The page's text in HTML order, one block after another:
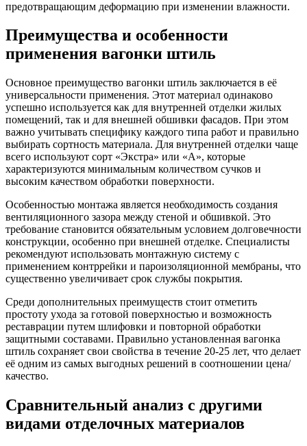
предотвращающим деформацию при изменении влажности.
Преимущества и особенности
применения вагонки штиль
Основное преимущество вагонки штиль заключается в её
универсальности применения. Этот материал одинаково
успешно используется как для внутренней отделки жилых
помещений, так и для внешней обшивки фасадов. При этом
важно учитывать специфику каждого типа работ и правильно
выбирать сортность материала. Для внутренней отделки чаще
всего используют сорт «Экстра» или «А», которые
характеризуются минимальным количеством сучков и
высоким качеством обработки поверхности.
Особенностью монтажа является необходимость создания
вентиляционного зазора между стеной и обшивкой. Это
требование становится обязательным условием долговечности
конструкции, особенно при внешней отделке. Специалисты
рекомендуют использовать монтажную систему с
применением контррейки и пароизоляционной мембраны, что
существенно увеличивает срок службы покрытия.
Среди дополнительных преимуществ стоит отметить
простоту ухода за готовой поверхностью и возможность
реставрации путем шлифовки и повторной обработки
защитными составами. Правильно установленная вагонка
штиль сохраняет свои свойства в течение 20-25 лет, что делает
её одним из самых выгодных решений в соотношении цена/
качество.
Сравнительный анализ с другими
видами отделочных материалов